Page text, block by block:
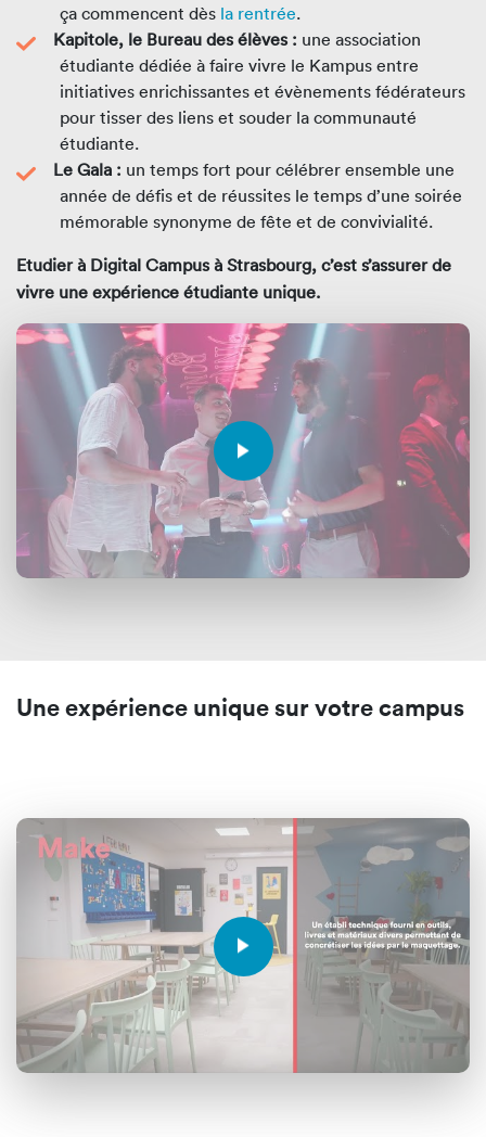
ça commencent dès la rentrée.
Kapitole, le Bureau des élèves : une association
étudiante dédiée à faire vivre le Kampus entre
initiatives enrichissantes et évènements fédérateurs
pour tisser des liens et souder la communauté
étudiante.
Le Gala : un temps fort pour célébrer ensemble une
année de défis et de réussites le temps d’une soirée
mémorable synonyme de fête et de convivialité.
Etudier à Digital Campus à Strasbourg, c’est s’assurer de
vivre une expérience étudiante unique.
Une expérience unique survotre campus